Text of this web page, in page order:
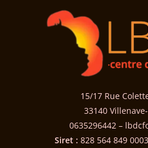
15/17 Rue
33140
0635296442 –
Siret : 828 564 849